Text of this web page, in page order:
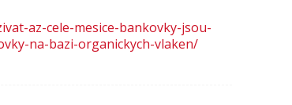
az-cele-mesice-bankovky-jsou-
na-bazi-organickych-vlaken/